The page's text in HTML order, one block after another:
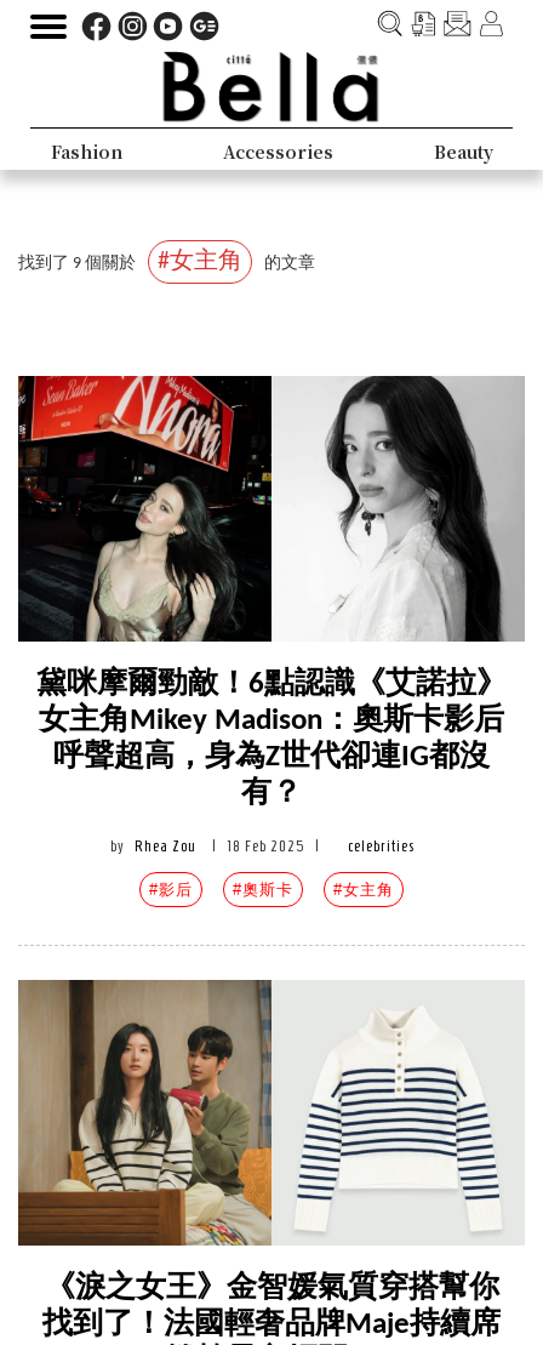
Fashion Accessories Beauty
找到了 9 個關於 #女主角 的文章
黛咪摩爾勁敵！6點認識《艾諾拉》
女主角Mikey Madison：奧斯卡影后
呼聲超高，身為Z世代卻連IG都沒
有？
by Rhea Zou 18 Feb 2025 celebrities
#影后 #奧斯卡 #女主角
《淚之女王》金智媛氣質穿搭幫你
找到了！法國輕奢品牌Maje持續席